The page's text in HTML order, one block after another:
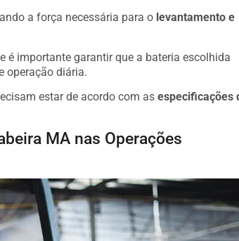
a força necessária para o levantamento e
é importante garantir que a bateria escolhida
operação diária.
estar de acordo com as especificações
MA nas Operações